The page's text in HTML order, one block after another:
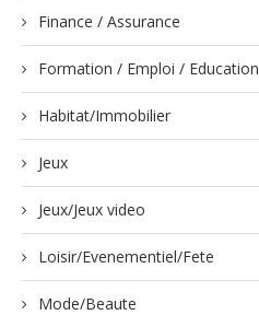
Finance / Assurance
Formation / Emploi / Education
Habitat/Immobilier
Jeux
Jeux/Jeux video
Loisir/Evenementiel/Fete
Mode/Beaute